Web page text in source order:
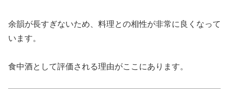
余韻が長すぎないため、料理との相性が非常に良くなって
います。
食中酒として評価される理由がここにあります。